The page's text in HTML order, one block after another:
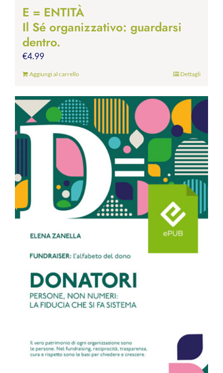
E = ENTITÀ
Il Sé organizzativo: guardarsi
dentro.
€4.99
Aggiungi al carrello Dettagli